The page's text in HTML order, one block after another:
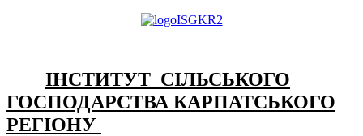
ІНСТИТУТ СІЛЬСЬКОГО
ГОСПОДАРСТВА КАРПАТСЬКОГО
РЕГІОНУ